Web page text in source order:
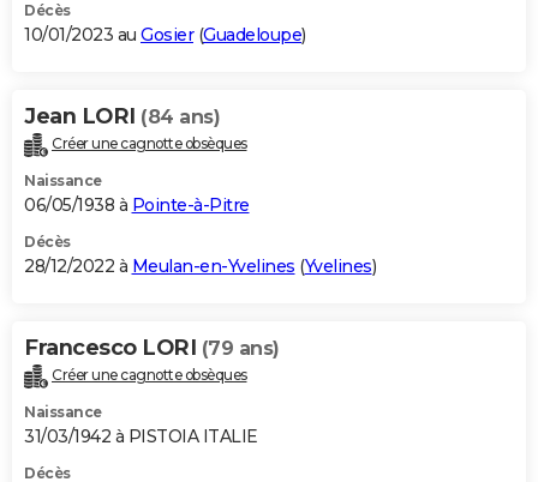
Décès
10/01/2023 au Gosier(Guadeloupe)
Jean LORI (84 ans)
Créer une cagnotte obsèques
Naissance
06/05/1938 à Pointe-à-Pitre
Décès
28/12/2022 à Meulan-en-Yvelines (Yvelines)
Francesco LORI (79 ans)
Créer une cagnotte obsèques
Naissance
31/03/1942 à PISTOIA ITALIE
Décès